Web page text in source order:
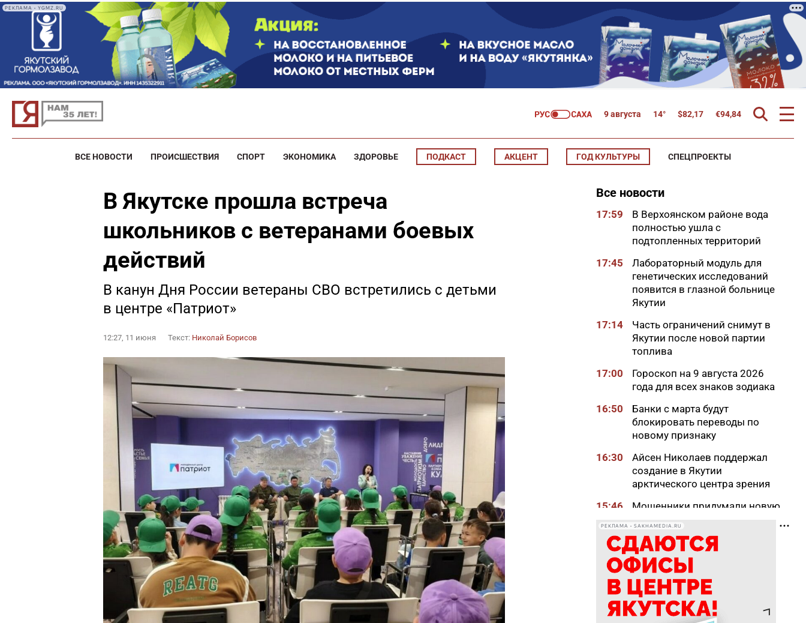
РЕКЛАМА • YGMZ.RU
9 августа 14° $82,17 €94,84
ВСЕ НОВОСТИ ПРОИСШЕСТВИЯ СПОРТ ЭКОНОМИКА ЗДОРОВЬЕ ПОДКАСТ АКЦЕНТ ГОД КУЛЬТУРЫ СПЕЦПРОЕКТЫ
В Якутске прошла встреча
школьников с ветеранами боевых
действий
В канун Дня России ветераны СВО встретились с детьми
в центре «Патриот»
12:27, 11 июня Текст: Николай Борисов
Все новости
17:59
В Верхоянском районе вода
полностью ушла с
подтопленных территорий
17:45
Лабораторный модуль для
генетических исследований
появится в глазной больнице
Якутии
17:14
Часть ограничений снимут в
Якутии после новой партии
топлива
17:00
Гороскоп на 9 августа 2026
года для всех знаков зодиака
16:50
Банки с марта будут
блокировать переводы по
новому признаку
16:30
Айсен Николаев поддержал
создание в Якутии
арктического центра зрения
15:46
Мошенники придумали новую
«экстрасенсами»
15:39
Приметы на 9 августа 2026
года: как провести день
Пантелеймона
15:29
К Земле приближается
потенциально опасный
РЕКЛАМА • SAKHAMEDIA.RU